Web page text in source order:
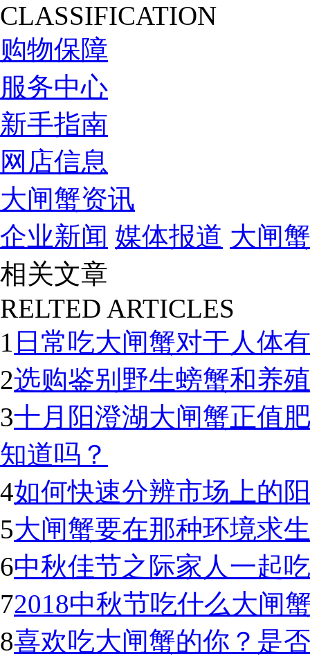
CLASSIFICATION
购物保障
服务中心
新手指南
网店信息
大闸蟹资讯
企业新闻 媒体报道 大闸
相关文章
RELTED ARTICLES
1 日常吃大闸蟹对于人体
2选购鉴别野生螃蟹和养
3十月阳澄湖大闸蟹正值
知道吗？
4如何快速分辨市场上的
5大闸蟹要在那种环境求
6中秋佳节之际家人一起
72018中秋节吃什么大闸
8喜欢吃大闸蟹的你？是